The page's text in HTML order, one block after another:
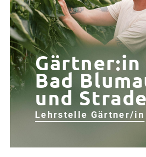
Gärtner:in
Bad
und
Lehrstelle Gärtner/in
Allgemeines &
Rechtliches
Downloads
AGB
Impressum
Datenschutz
Lieferanteninformationen